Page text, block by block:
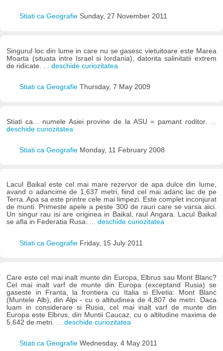
Stiati ca Geografie Sunday, 27 November 2011
Singurul loc din lume in care nu se gasesc vietuitoare este Marea
Moarta (situata intre Israel si Iordania), datorita salinitatii extrem
de ridicate.
... deschide curiozitatea
Stiati ca Geografie Thursday, 7 May 2009
Stiati ca... numele Asiei provine de la ASU = pamant roditor.
deschide curiozitatea
Stiati ca Geografie Monday, 11 February 2008
Lacul Baikal este cel mai mare rezervor de apa dulce din lume,
avand o adancime de 1,637 metri, fiind cel mai adanc lac de pe
Terra. Apa sa este printre cele mai limpezi. Este complet inconjurat
de munti. Primeste apele a peste 300 de rauri care se varsa aici.
Un singur rau isi are originea in Baikal, raul Angara. Lacul Baikal
se afla in Federatia Rusa. ... deschide curiozitatea
Stiati ca Geografie Friday, 15 July 2011
Care este cel mai inalt munte din Europa, Elbrus sau Mont Blanc?
Cel mai inalt varf de munte din Europa (exceptand Rusia) se
gaseste in Franta, la frontiera cu Italia si Elvetia: Mont Blanc
(Muntele Alb), din Alpi - cu o altitudinea de 4,807 de metri. Daca
luam in considerare si Rusia, cel mai inalt varf de munte din
Europa este Elbrus, din Muntii Caucaz, cu o altitudine maxima de
5,642 de metri. ... deschide curiozitatea
Stiati ca Geografie Wednesday, 4 May 2011